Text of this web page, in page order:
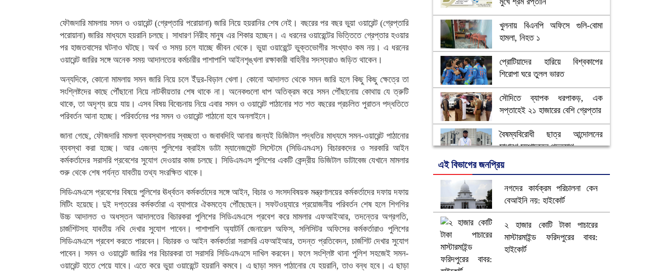
ফৌজদারি মামলায় সমন ও ওয়ারেন্ট (গ্রেপ্তারি পরোয়ানা) জারি নিয়ে হয়রানির শেষ নেই। বছরের পর বছর ভুয়া ওয়ারেন্ট (গ্রেপ্তারি
পরোয়ানা) জারির মাধ্যমে হয়রানি চলছে। সাধারণ নিরীহ মানুষ এর শিকার হচ্ছেন। এ ধরনের ওয়ারেন্টের ভিত্তিতে গ্রেপ্তার হওয়ার
পর হাজতবাসের ঘটনাও ঘটছে। অর্থ ও সময় চলে যাচ্ছে জীবন থেকে। ভুয়া ওয়ারেন্টে ভুক্তভোগীর সংখ্যাও কম নয়। এ ধরনের
ওয়ারেন্ট জারির সঙ্গে অনেক সময় আদালতের কর্মচারীর পাশাপাশি আইনশৃঙ্খলা রক্ষাকারী বাহিনীর সদস্যরাও জড়িত থাকেন।
অন্যদিকে, কোনো মামলায় সমন জারি নিয়ে চলে ইঁদুর-বিড়াল খেলা। কোনো আদালত থেকে সমন জারি হলে কিছু কিছু ক্ষেত্রে তা
সংশ্লিষ্টদের কাছে পৌঁছানো নিয়ে নাটকীয়তার শেষ থাকে না। অনেকগুলো ধাপ অতিক্রম করে সমন পৌঁছানোয় কোথায় যে ত্রুটি
থাকে, তা অদৃশ্য রয়ে যায়। এসব বিষয় বিবেচনায় নিয়ে এবার সমন ও ওয়ারেন্ট পাঠানোর শত শত বছরের প্রচলিত পুরাতন পদ্ধতিতে
পরিবর্তন আনা হচ্ছে। পরিবর্তনের পর সমন ও ওয়ারেন্ট পাঠানো হবে অনলাইনে।
জানা গেছে, ফৌজদারি মামলা ব্যবস্থাপনায় স্বচ্ছতা ও জবাবদিহি আনার জন্যই ডিজিটাল পদ্ধতির মাধ্যমে সমন-ওয়ারেন্ট পাঠানোর
ব্যবস্থা করা হচ্ছে। আর এজন্য পুলিশের ক্রাইম ডাটা ম্যানেজমেন্ট সিস্টেমে (সিডিএমএস) বিচারকদের ও সরকারি আইন
কর্মকর্তাদের সরাসরি প্রবেশের সুযোগ দেওয়ার কাজ চলছে। সিডিএমএস পুলিশের একটি কেন্দ্রীয় ডিজিটাল ডাটাবেজ যেখানে মামলার
শুরু থেকে শেষ পর্যন্ত যাবতীয় তথ্য সংরক্ষিত থাকে।
সিডিএমএসে প্রবেশের বিষয়ে পুলিশের ঊর্ধ্বতন কর্মকর্তাদের সঙ্গে আইন, বিচার ও সংসদবিষয়ক মন্ত্রণালয়ের কর্মকর্তাদের দফায় দফায়
মিটিং হয়েছে। দুই দপ্তরের কর্মকর্তারা এ ব্যাপারে ঐকমত্যে পৌঁছেছেন। সফটওয়্যারে প্রয়োজনীয় পরিবর্তন শেষ হলে শিগগির
উচ্চ আদালত ও অধস্তন আদালতের বিচারকরা পুলিশের সিডিএমএসে প্রবেশ করে মামলার এফআইআর, তদন্তের অগ্রগতি,
চার্জশিটসহ যাবতীয় নথি দেখার সুযোগ পাবেন। পাশাপাশি অ্যাটর্নি জেনারেল অফিস, সলিসিটর অফিসের কর্মকর্তারাও পুলিশের
সিডিএমএসে প্রবেশ করতে পারবেন। বিচারক ও আইন কর্মকর্তারা সরাসরি এফআইআর, তদন্ত প্রতিবেদন, চার্জশিট দেখার সুযোগ
পাবেন। সমন ও ওয়ারেন্ট জারির পর বিচারকরা তা সরাসরি সিডিএমএসে দাখিল করবেন। ফলে সংশ্লিষ্ট থানা পুলিশ সহজেই সমন-
ওয়ারেন্ট হাতে পেয়ে যাবে। এতে করে ভুয়া ওয়ারেন্টে হয়রানি কমবে। এ ছাড়া সমন পাঠানোর যে হয়রানি, তাও বন্ধ হবে। এ ছাড়া
খুলনায় বিএনপি অফিসে গুলি-বোমা
হামলা, নিহত ১
প্রোটিয়াদের হারিয়ে বিশ্বকাপের
শিরোপা ঘরে তুলল ভারত
সৌদিতে ব্যাপক ধরপাকড়, এক
সপ্তাহেই ২১ হাজারের বেশি গ্রেপ্তার
বৈষম্যবিরোধী ছাত্র আন্দোলনের
সাধারণ সম্পাদকের পদত্যাগ
ভিউ বাড়াতে রাম দা হাতে ফেসবুকে
ভিডিও পোস্ট শিক্ষকের
আ.লীগ ও জাপার ৯ নেতা কারাগারে
ভারতে ভয়াবহ সড়ক দুর্ঘটনা, নিহত
১৫
এই বিভাগের জনপ্রিয়
নগদের কার্যক্রম পরিচালনা কেন
বেআইনি নয়: হাইকোর্ট
২ হাজার কোটি টাকা পাচারের
মাস্টারমাইন্ড ফরিদপুরের বাবর:
হাইকোর্ট